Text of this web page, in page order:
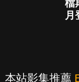
檔
月
本站影集推薦